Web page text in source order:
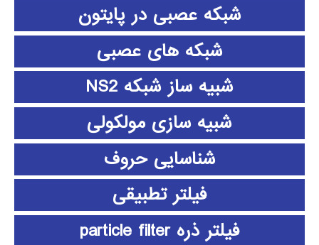
شبکه عصبی در پایتون
شبکه های عصبی
شبیه ساز شبکه NS2
شبیه سازی مولکولی
شناسایی حروف
فیلتر تطبیقی
فیلتر ذره particle filter